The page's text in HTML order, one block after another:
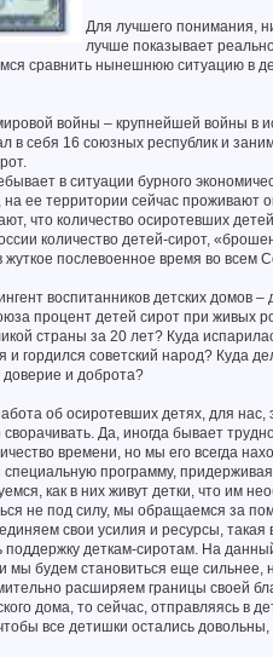
Для лучшего понимания,
лучше показывает
сравнить нынешнюю ситуацию в
войны – крупнейшей войны в
в себя 16 союзных республик и
в ситуации бурного
ее территории сейчас проживают
что количество осиротевших
количество детей-сирот,
жуткое послевоенное время во всем
воспитанников детских домов
процент детей сирот при живых
страны за 20 лет? Куда
и гордился советский народ? Куда
доверие и доброта?
об осиротевших детях, для
Да, иногда бывает
времени, но мы его всегда
программу,
как в них живут детки, что им
не под силу, мы обращаемся за
свои усилия и ресурсы,
поддержку деткам-сиротам. На
мы будем становиться еще
расширяем границы своей
дома, то сейчас, отправляясь в
все детишки остались